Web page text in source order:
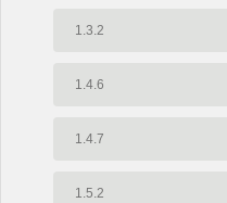
1.3.2
1.4.6
1.4.7
1.5.2